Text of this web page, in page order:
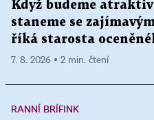
Když budeme
staneme se
říká starosta
7. 8. 2026 ▪ 2 min. čtení
RANNÍ BRÍFINK